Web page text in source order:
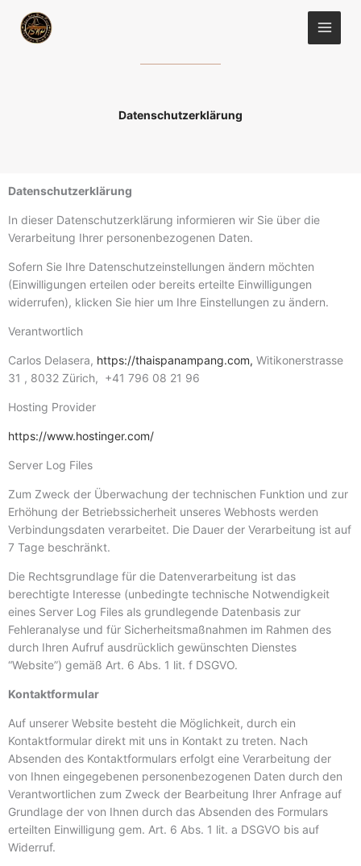
Inhalt
springen
Datenschutzerklärung
Datenschutzerklärung
In dieser Datenschutzerklärung informieren wir Sie über die
Verarbeitung Ihrer personenbezogenen Daten.
Sofern Sie Ihre Datenschutzeinstellungen ändern möchten
(Einwilligungen erteilen oder bereits erteilte Einwilligungen
widerrufen), klicken Sie hier um Ihre Einstellungen zu ändern.
Verantwortlich
Carlos Delasera, https://thaispanampang.com, Witikonerstrasse
31 , 8032 Zürich, +41 796 08 21 96
Hosting Provider
https://www.hostinger.com/
Server Log Files
Zum Zweck der Überwachung der technischen Funktion und zur
Erhöhung der Betriebssicherheit unseres Webhosts werden
Verbindungsdaten verarbeitet. Die Dauer der Verarbeitung ist auf
7 Tage beschränkt.
Die Rechtsgrundlage für die Datenverarbeitung ist das
berechtigte Interesse (unbedingte technische Notwendigkeit
eines Server Log Files als grundlegende Datenbasis zur
Fehleranalyse und für Sicherheitsmaßnahmen im Rahmen des
durch Ihren Aufruf ausdrücklich gewünschten Dienstes
“Website”) gemäß Art. 6 Abs. 1 lit. f DSGVO.
Kontaktformular
Auf unserer Website besteht die Möglichkeit, durch ein
Kontaktformular direkt mit uns in Kontakt zu treten. Nach
Absenden des Kontaktformulars erfolgt eine Verarbeitung der
von Ihnen eingegebenen personenbezogenen Daten durch den
Verantwortlichen zum Zweck der Bearbeitung Ihrer Anfrage auf
Grundlage der von Ihnen durch das Absenden des Formulars
erteilten Einwilligung gem. Art. 6 Abs. 1 lit. a DSGVO bis auf
Widerruf.